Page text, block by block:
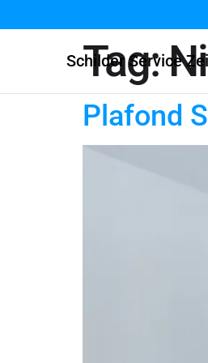
Schilder Service
Tag:
Plafond